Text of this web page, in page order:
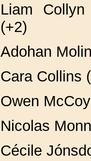
Liam
(+2)
Adohan
Cara Collins
Owen
Nicolas
Cécile